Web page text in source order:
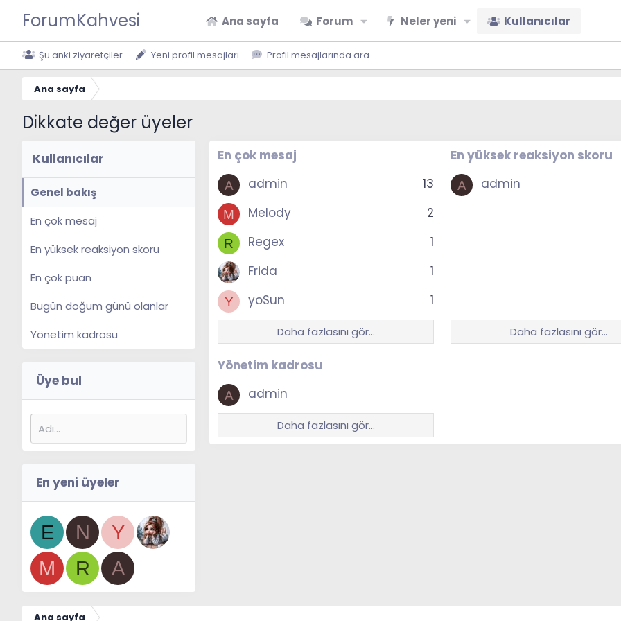
ForumKahvesi Ana sayfa Forum Neler yeni Kullanıcılar
Şu anki ziyaretçiler Yeni profil mesajları Profil mesajlarında ara
Ana sayfa
Dikkate değer üyeler
Kullanıcılar
Genel bakış
En çok mesaj
En yüksek reaksiyon skoru
En çok puan
Bugün doğum günü olanlar
Yönetim kadrosu
Üye bul
En yeni üyeler
E N
Y
M
R A
En çok mesaj
A 13
admin
M 2
Melody
R 1
Regex
1
Frida
Y 1
yoSun
Daha fazlasını gör…
En yüksek reaksiyon skoru
A admin
Daha fazlasını gör…
Yönetim kadrosu
A admin
Daha fazlasını gör…
Ana sayfa